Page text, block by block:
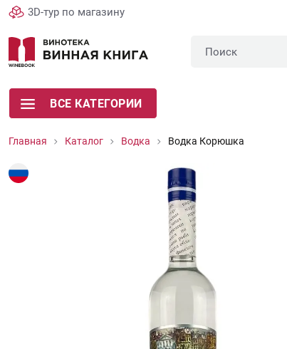
3D-тур по магазину
ВСЕ КАТЕГОРИИ
Главная Каталог Водка Водка Корюшка